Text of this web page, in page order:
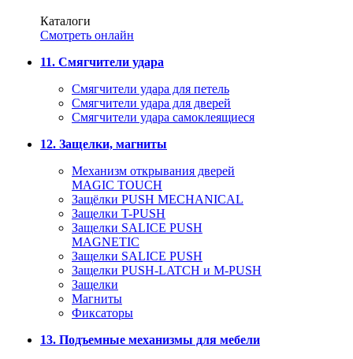
Каталоги
Смотреть онлайн
11. Смягчители удара
Смягчители удара для петель
Смягчители удара для дверей
Cмягчители удара самоклеящиеся
12. Защелки, магниты
Механизм открывания дверей
MAGIC TOUCH
Защёлки PUSH MECHANICAL
Защелки T-PUSH
Защелки SALICE PUSH
MAGNETIC
Защелки SALICE PUSH
Защелки PUSH-LATCH и M-PUSH
Защелки
Магниты
Фиксаторы
13. Подъемные механизмы для мебели